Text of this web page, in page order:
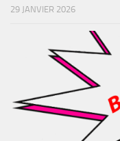
29 JANVIER 2026